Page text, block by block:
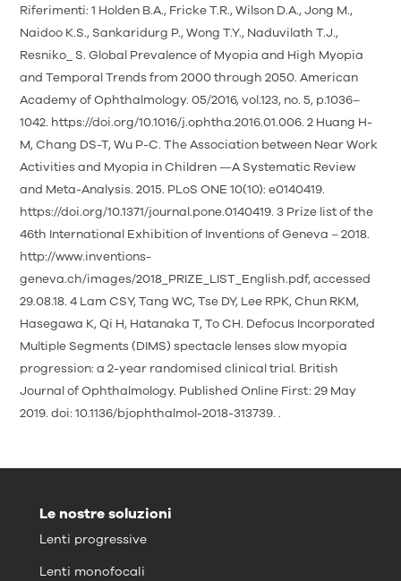
Riferimenti: 1 Holden B.A., Fricke T.R., Wilson D.A., Jong M.,
Naidoo K.S., Sankaridurg P., Wong T.Y., Naduvilath T.J.,
Resniko_ S. Global Prevalence of Myopia and High Myopia
and Temporal Trends from 2000 through 2050. American
Academy of Ophthalmology. 05/2016, vol.123, no. 5, p.1036–
1042. https://doi.org/10.1016/j.ophtha.2016.01.006. 2 Huang H-
M, Chang DS-T, Wu P-C. The Association between Near Work
Activities and Myopia in Children —A Systematic Review
and Meta-Analysis. 2015. PLoS ONE 10(10): e0140419.
https://doi.org/10.1371/journal.pone.0140419. 3 Prize list of the
46th International Exhibition of Inventions of Geneva – 2018.
http://www.inventions-
geneva.ch/images/2018_PRIZE_LIST_English.pdf, accessed
29.08.18. 4 Lam CSY, Tang WC, Tse DY, Lee RPK, Chun RKM,
Hasegawa K, Qi H, Hatanaka T, To CH. Defocus Incorporated
Multiple Segments (DIMS) spectacle lenses slow myopia
progression: a 2-year randomised clinical trial. British
Journal of Ophthalmology. Published Online First: 29 May
2019. doi: 10.1136/bjophthalmol-2018-313739. .
Le nostre soluzioni
Lenti progressive
Lenti monofocali